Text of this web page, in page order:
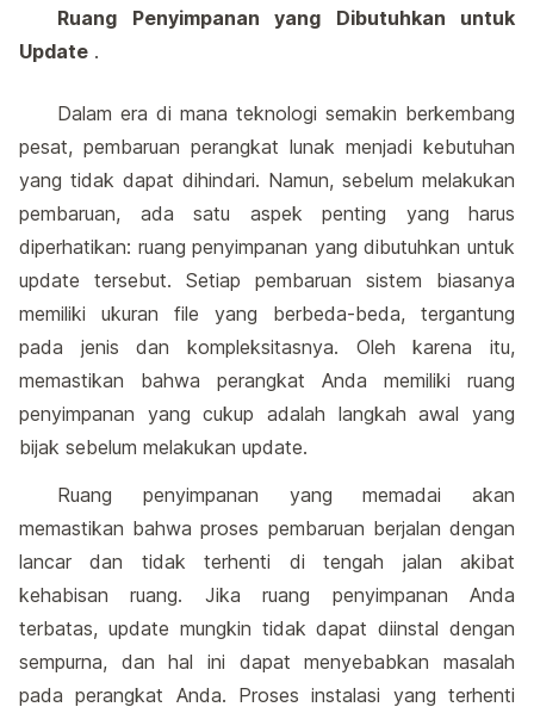
Ruang Penyimpanan yang Dibutuhkan untuk
Update .
Dalam era di mana teknologi semakin berkembang
pesat, pembaruan perangkat lunak menjadi kebutuhan
yang tidak dapat dihindari. Namun, sebelum melakukan
pembaruan, ada satu aspek penting yang harus
diperhatikan: ruang penyimpanan yang dibutuhkan untuk
update tersebut. Setiap pembaruan sistem biasanya
memiliki ukuran file yang berbeda-beda, tergantung
pada jenis dan kompleksitasnya. Oleh karena itu,
memastikan bahwa perangkat Anda memiliki ruang
penyimpanan yang cukup adalah langkah awal yang
bijak sebelum melakukan update.
Ruang penyimpanan yang memadai akan
memastikan bahwa proses pembaruan berjalan dengan
lancar dan tidak terhenti di tengah jalan akibat
kehabisan ruang. Jika ruang penyimpanan Anda
terbatas, update mungkin tidak dapat diinstal dengan
sempurna, dan hal ini dapat menyebabkan masalah
pada perangkat Anda. Proses instalasi yang terhenti